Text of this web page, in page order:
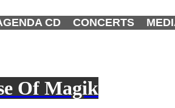
CD CONCERTS
Of Magik